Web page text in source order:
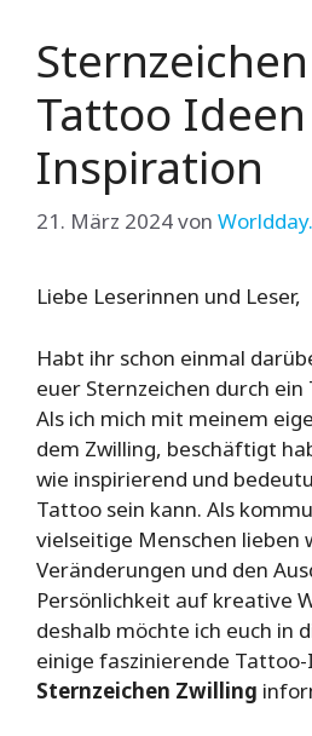
Tattoo
Inspiration
21. März 2024von
Liebe Leserinnen und Leser,
Habt ihr schon einmal
euer Sternzeichen durch
Als ich mich mit meinem
dem Zwilling, beschäftigt
wie inspirierend und
Tattoo sein kann. Als
vielseitige Menschen lieben
Veränderungen und den
Persönlichkeit auf kreative
deshalb möchte ich euch in
einige faszinierende
Sternzeichen Zwilling